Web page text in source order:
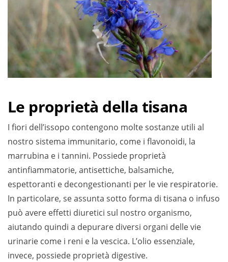
Le proprietà della tisana
I fiori dell’issopo contengono molte sostanze utili al
nostro sistema immunitario, come i flavonoidi, la
marrubina e i tannini. Possiede proprietà
antinfiammatorie, antisettiche, balsamiche,
espettoranti e decongestionanti per le vie respiratorie.
In particolare, se assunta sotto forma di tisana o infuso
può avere effetti diuretici sul nostro organismo,
aiutando quindi a depurare diversi organi delle vie
urinarie come i reni e la vescica. L’olio essenziale,
invece, possiede proprietà digestive.